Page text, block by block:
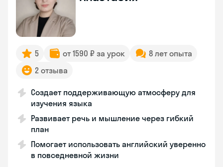
5 от 1590 ₽ за урок
8 лет опыта
2 отзыва
Создает поддерживающую атмосферу для
изучения языка
Развивает речь и мышление через гибкий
план
Помогает использовать английский уверенно
в повседневной жизни